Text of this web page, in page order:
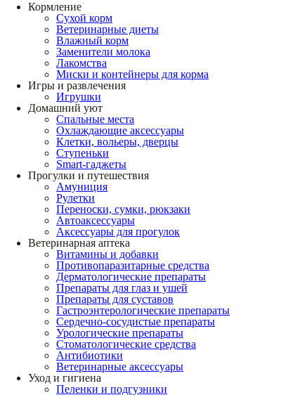
Кормление
Сухой корм
Ветеринарные диеты
Влажный корм
Заменители молока
Лакомства
Миски и контейнеры для корма
Игры и развлечения
Игрушки
Домашний уют
Спальные места
Охлаждающие аксессуары
Клетки, вольеры, дверцы
Ступеньки
Smart-гаджеты
Прогулки и путешествия
Амуниция
Рулетки
Переноски, сумки, рюкзаки
Автоаксессуары
Аксессуары для прогулок
Ветеринарная аптека
Витамины и добавки
Противопаразитарные средства
Дерматологические препараты
Препараты для глаз и ушей
Препараты для суставов
Гастроэнтерологические препараты
Сердечно-сосудистые препараты
Урологические препараты
Стоматологические средства
Антибиотики
Ветеринарные аксессуары
Уход и гигиена
Пеленки и подгузники